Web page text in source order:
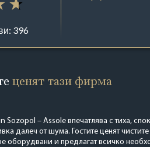
396
ценят тази фирма
Sozopol – Assole впечатлява с тиха,
далеч от шума. Гостите ценят
оборудвани и предлагат всичко